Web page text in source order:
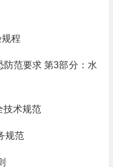
程
防范要求 第3部分：水
技术规范
规范